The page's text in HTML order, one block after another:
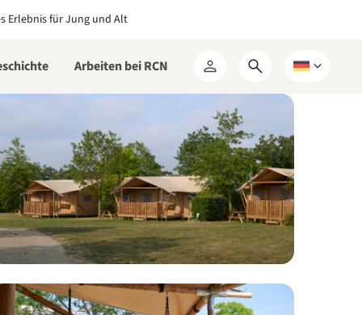
Erlebnis für Jung und Alt
Arbeiten bei RCN
Mein
RCN
Suchformular
öffnen
Wählen
eine